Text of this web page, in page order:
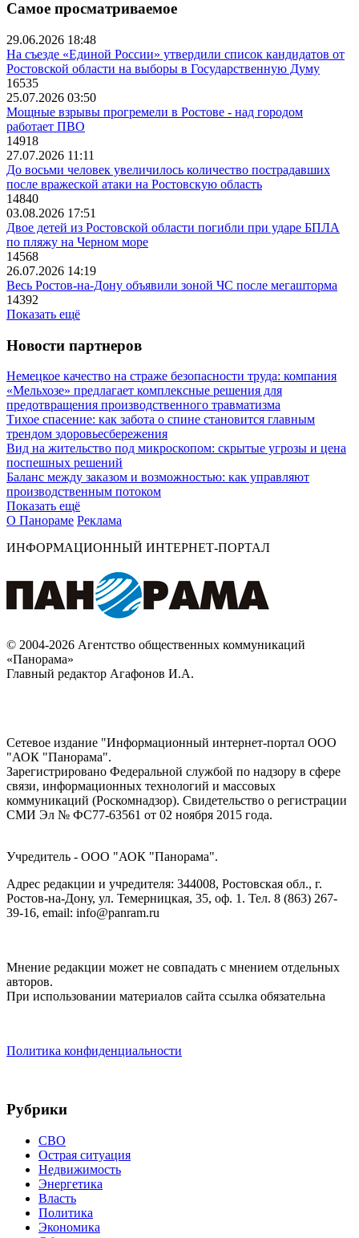
Самое просматриваемое
29.06.2026 18:48
На съезде «Единой России» утвердили список кандидатов от
Ростовской области на выборы в Государственную Думу
16535
25.07.2026 03:50
Мощные взрывы прогремели в Ростове - над городом
работает ПВО
14918
27.07.2026 11:11
До восьми человек увеличилось количество пострадавших
после вражеской атаки на Ростовскую область
14840
03.08.2026 17:51
Двое детей из Ростовской области погибли при ударе БПЛА
по пляжу на Черном море
14568
26.07.2026 14:19
Весь Ростов-на-Дону объявили зоной ЧС после мегашторма
14392
Показать ещё
Новости партнеров
Немецкое качество на страже безопасности труда: компания
«Мельхозе» предлагает комплексные решения для
предотвращения производственного травматизма
Тихое спасение: как забота о спине становится главным
трендом здоровьесбережения
Вид на жительство под микроскопом: скрытые угрозы и цена
поспешных решений
Баланс между заказом и возможностью: как управляют
производственным потоком
Показать ещё
О Панораме Реклама
ИНФОРМАЦИОННЫЙ ИНТЕРНЕТ-ПОРТАЛ
© 2004-2026 Агентство общественных коммуникаций
«Панорама»
Главный редактор Агафонов И.А.
Сетевое издание "Информационный интернет-портал ООО
"АОК "Панорама".
Зарегистрировано Федеральной службой по надзору в сфере
связи, информационных технологий и массовых
коммуникаций (Роскомнадзор). Cвидетельство о регистрации
СМИ Эл № ФС77-63561 от 02 ноября 2015 года.
Учредитель - ООО "АОК "Панорама".
Адрес редакции и учредителя: 344008, Ростовская обл., г.
Ростов-на-Дону, ул. Темерницкая, 35, оф. 1. Тел. 8 (863) 267-
39-16, email: info@panram.ru
Мнение редакции может не совпадать с мнением отдельных
авторов.
При использовании материалов сайта ссылка обязательна
Политика конфиденциальности
Рубрики
СВО
Острая ситуация
Недвижимость
Энергетика
Власть
Политика
Экономика